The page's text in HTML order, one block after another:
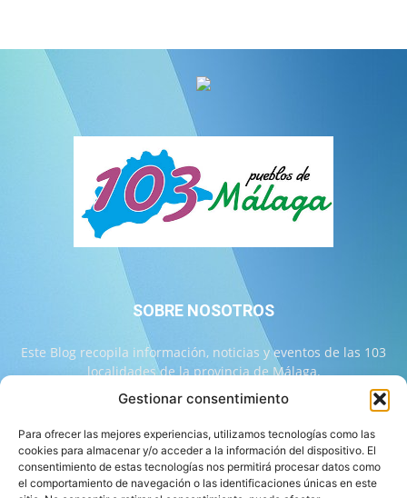
Gestionar consentimiento
Para ofrecer las mejores experiencias, utilizamos tecnologías como las
cookies para almacenar y/o acceder a la información del dispositivo. El
consentimiento de estas tecnologías nos permitirá procesar datos como
el comportamiento de navegación o las identificaciones únicas en este
SOBRE NOSOTROS
Este Blog recopila información, noticias y eventos de las 103
localidades de la provincia de Málaga.
Contáctanos: info@103malaga.com
SÍGUENOS